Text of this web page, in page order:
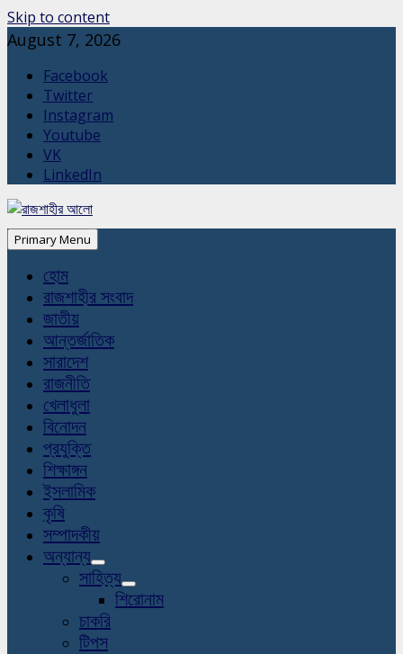
Skip to content
August 7, 2026
Facebook
Twitter
Instagram
Youtube
VK
LinkedIn
Primary Menu
হোম
রাজশাহীর সংবাদ
জাতীয়
আন্তর্জাতিক
সারাদেশ
রাজনীতি
খেলাধুলা
বিনোদন
প্রযুক্তি
শিক্ষাঙ্গন
ইসলামিক
কৃষি
সম্পাদকীয়
অন্যান্য
সাহিত্য
শিরোনাম
চাকরি
টিপস